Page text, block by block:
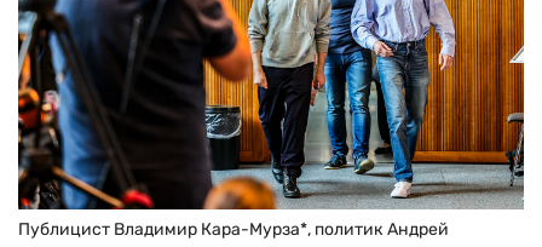
Публицист Владимир Кара-Мурза*, политик Андрей